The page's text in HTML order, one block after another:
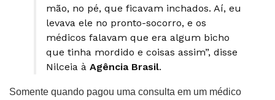
mão, no pé, que ficavam inchados. Aí, eu
levava ele no pronto-socorro, e os
médicos falavam que era algum bicho
que tinha mordido e coisas assim”, disse
Nilceia à Agência Brasil.
Somente quando pagou uma consulta em um médico